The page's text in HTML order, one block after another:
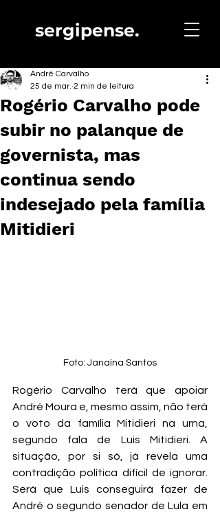
sergipense.
Rogério Carvalho pode
subir no palanque de
governista, mas
continua sendo
indesejado pela família
Mitidieri
André Carvalho
25 de mar. 2 min de leitura
Foto: Janaína Santos
Rogério Carvalho terá que apoiar
André Moura e, mesmo assim, não terá
o voto da família Mitidieri na urna,
segundo fala de Luis Mitidieri. A
situação, por si só, já revela uma
contradição política difícil de ignorar.
Será que Luis conseguirá fazer de
André o segundo senador de Lula em